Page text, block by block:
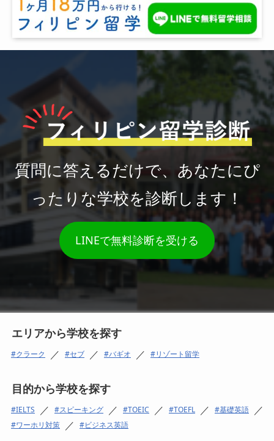
質問に答えるだけで、あなたにぴ
ったりな学校を診断します！
LINEで無料診断を受ける
エリアから学校を探す
クラーク ／ セブ ／ バギオ ／ リゾート留学
目的から学校を探す
IELTS ／ スピーキング ／ TOEIC ／ TOEFL ／ 基礎英語 ／
ワーホリ対策 ／ ビジネス英語